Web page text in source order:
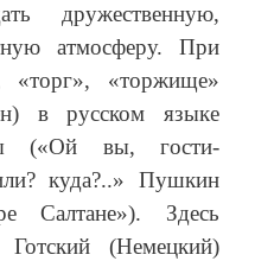
дружественную,
атмосферу. При
«торг», «торжище»
в русском языке
(«Ой вы, гости-
куда?..» Пушкин
Салтане»). Здесь
Готский (Немецкий)